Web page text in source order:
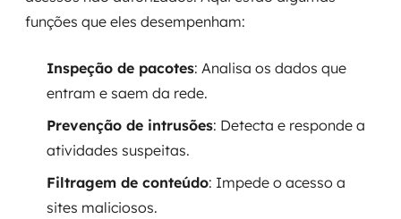
funções que eles desempenham:
Inspeção de pacotes: Analisa os dados que
entram e saem da rede.
Prevenção de intrusões: Detecta e responde a
atividades suspeitas.
Filtragem de conteúdo: Impede o acesso a
sites maliciosos.